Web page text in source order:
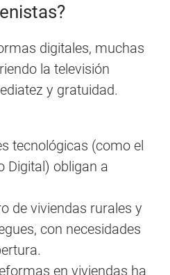
digitales, muchas
la televisión
y gratuidad.
tecnológicas (como el
Digital) obligan a
de viviendas rurales y
con necesidades
en viviendas ha